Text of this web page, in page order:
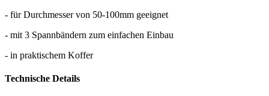
- für Durchmesser von 50-100mm geeignet
- mit 3 Spannbändern zum einfachen Einbau
- in praktischem Koffer
Technische Details